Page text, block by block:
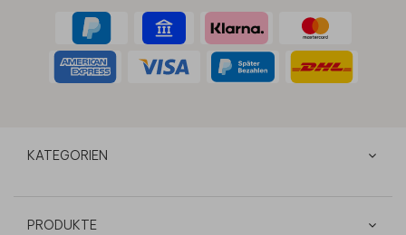
KATEGORIEN
PRODUKTE